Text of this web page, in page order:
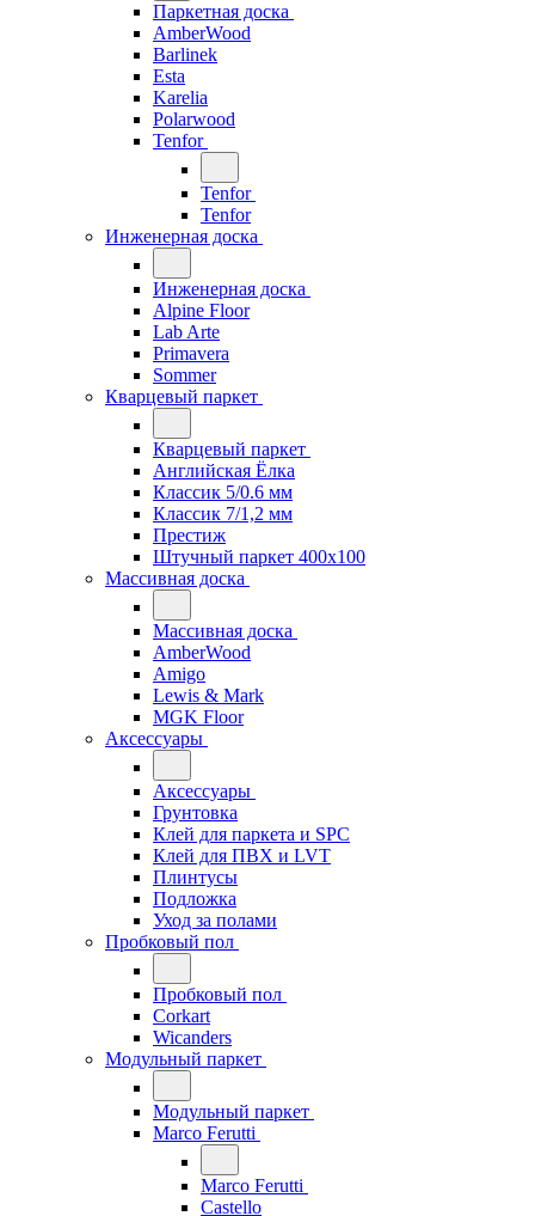
Паркетная доска
AmberWood
Barlinek
Esta
Karelia
Polarwood
Tenfor
Tenfor
Tenfor
Инженерная доска
Инженерная доска
Alpine Floor
Lab Arte
Primavera
Sommer
Кварцевый паркет
Кварцевый паркет
Английская Ёлка
Классик 5/0.6 мм
Классик 7/1,2 мм
Престиж
Штучный паркет 400x100
Массивная доска
Массивная доска
AmberWood
Amigo
Lewis & Mark
MGK Floor
Аксессуары
Аксессуары
Грунтовка
Клей для паркета и SPC
Клей для ПВХ и LVT
Плинтусы
Подложка
Уход за полами
Пробковый пол
Пробковый пол
Corkart
Wicanders
Модульный паркет
Модульный паркет
Marco Ferutti
Marco Ferutti
Castello